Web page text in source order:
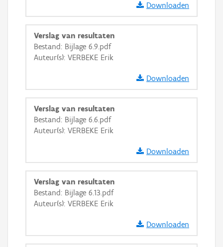
Downloaden
Verslag van resultaten
Bestand: Bijlage 6.9.pdf
Auteur(s): VERBEKE Erik
Downloaden
Verslag van resultaten
Bestand: Bijlage 6.6.pdf
Auteur(s): VERBEKE Erik
Downloaden
Verslag van resultaten
Bestand: Bijlage 6.13.pdf
Auteur(s): VERBEKE Erik
Downloaden